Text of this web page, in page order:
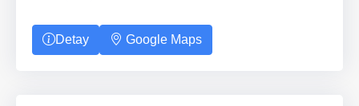
Detay Google Maps